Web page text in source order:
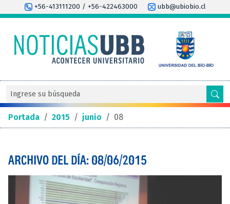
+56-413111200 / +56-422463000 ubb@ubiobio.cl
Portada / 2015 / junio / 08
ARCHIVO DEL DÍA: 08/06/2015